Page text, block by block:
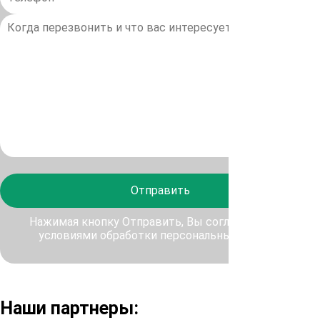
Отправить
Нажимая кнопку Отправить, Вы соглашаетесь с
условиями обработки персональных данных
Наши партнеры: